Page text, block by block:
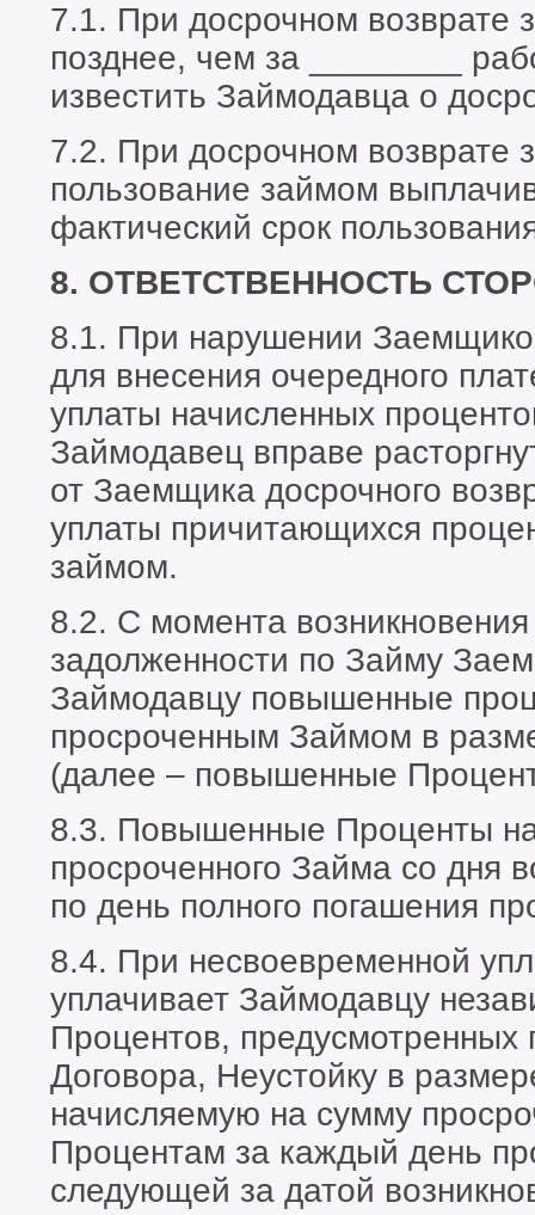
7.1. При досрочном возврате
позднее, чем за ________
известить Займодавца о
7.2. При досрочном возврате
пользование займом
фактический срок
8. ОТВЕТСТВЕННОСТЬ
8.1. При нарушении
для внесения очередного
уплаты начисленных
Займодавец вправе
от Заемщика досрочного
уплаты причитающихся
займом.
8.2. С момента
задолженности по Займу
Займодавцу повышенные
просроченным Займом в
(далее – повышенные
8.3. Повышенные Проценты
просроченного Займа со дня
по день полного погашения
8.4. При несвоевременной
уплачивает Займодавцу
Процентов, предусмотренных
Договора, Неустойку в
начисляемую на сумму
Процентам за каждый день
следующей за датой